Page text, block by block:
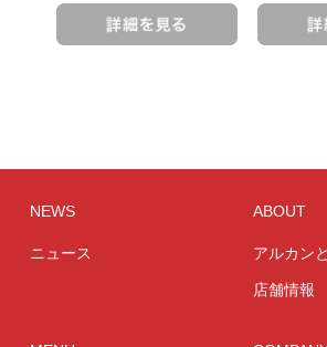
NEWS
ニュース
ABOUT
アルカン
店舗情報